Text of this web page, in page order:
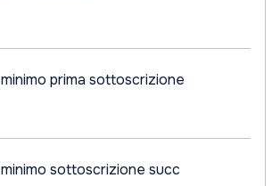
prima sottoscrizione
sottoscrizione succ